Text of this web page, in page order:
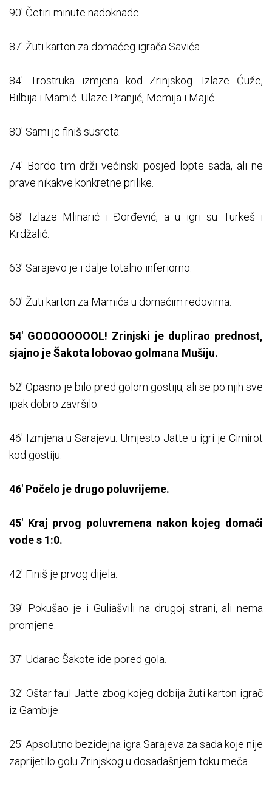
90' Četiri minute nadoknade.
87' Žuti karton za domaćeg igrača Savića.
84' Trostruka izmjena kod Zrinjskog. Izlaze Ćuže,
Bilbija i Mamić. Ulaze Pranjić, Memija i Majić.
80' Sami je finiš susreta.
74' Bordo tim drži većinski posjed lopte sada, ali ne
prave nikakve konkretne prilike.
68' Izlaze Mlinarić i Đorđević, a u igri su Turkeš i
Krdžalić.
63' Sarajevo je i dalje totalno inferiorno.
60' Žuti karton za Mamića u domaćim redovima.
54' GOOOOOOOOL! Zrinjski je duplirao prednost,
sjajno je Šakota lobovao golmana Mušiju.
52' Opasno je bilo pred golom gostiju, ali se po njih sve
ipak dobro završilo.
46' Izmjena u Sarajevu. Umjesto Jatte u igri je Cimirot
kod gostiju.
46' Počelo je drugo poluvrijeme.
45' Kraj prvog poluvremena nakon kojeg domaći
vode s 1:0.
42' Finiš je prvog dijela.
39' Pokušao je i Guliašvili na drugoj strani, ali nema
promjene.
37' Udarac Šakote ide pored gola.
32' Oštar faul Jatte zbog kojeg dobija žuti karton igrač
iz Gambije.
25' Apsolutno bezidejna igra Sarajeva za sada koje nije
zaprijetilo golu Zrinjskog u dosadašnjem toku meča.